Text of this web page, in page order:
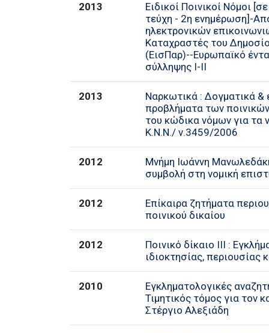
2013
Ειδικοί Ποινικοί Νόμοι
τεύχη - 2η ενημέρωση]-
ηλεκτρονικών
Καταχραστές του
(ΕισΠαρ)--Ευρωπαϊκό
σύλληψης Ι-ΙΙ
2013
Ναρκωτικά : Δογματικά &
προβλήματα των
του κώδικα νόμων για τα
Κ.Ν.Ν./ ν.3459/2006
2012
Μνήμη Ιωάννη
συμβολή στη νομική
2012
Επίκαιρα ζητήματα
ποινικού δικαίου
2012
Ποινικό δίκαιο ΙΙΙ :
ιδιοκτησίας, περιουσίας
2010
Εγκληματολογικές
Τιμητικός τόμος για τον
Στέργιο Αλεξιάδη